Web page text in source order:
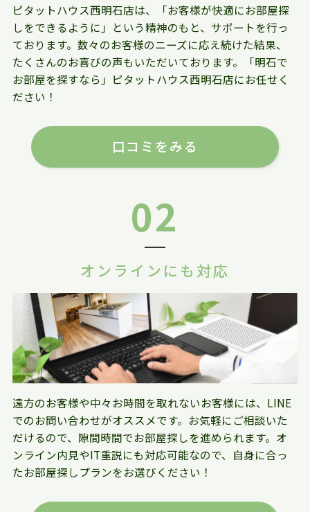
ピタットハウス西明石店は、「お客様が快適にお部屋探
しをできるように」という精神のもと、サポートを行っ
ております。数々のお客様のニーズに応え続けた結果、
たくさんのお喜びの声もいただいております。「明石で
お部屋を探すなら」ピタットハウス西明石店にお任せく
ださい！
口コミをみる
02
オンラインにも対応
遠方のお客様や中々お時間を取れないお客様には、LINE
でのお問い合わせがオススメです。お気軽にご相談いた
だけるので、隙間時間でお部屋探しを進められます。オ
ンライン内見やIT重説にも対応可能なので、自身に合っ
たお部屋探しプランをお選びください！